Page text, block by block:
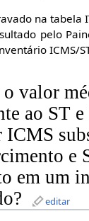
na tabela
pelo
ICMS/
valor
ao ST e
ICMS
e
em um
editar